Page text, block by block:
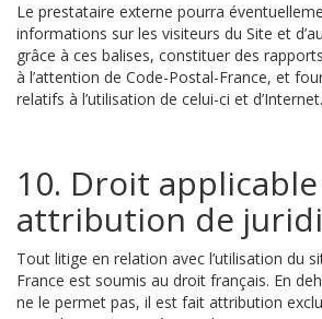
Le prestataire externe pourra
informations sur les visiteurs du Site et
grâce à ces balises, constituer des
à l’attention de Code-Postal-France, et
relatifs à l’utilisation de celui-ci et d’Internet.
10. Droit
attribution de
Tout litige en relation avec l’utilisation du
France est soumis au droit français. En
ne le permet pas, il est fait attribution